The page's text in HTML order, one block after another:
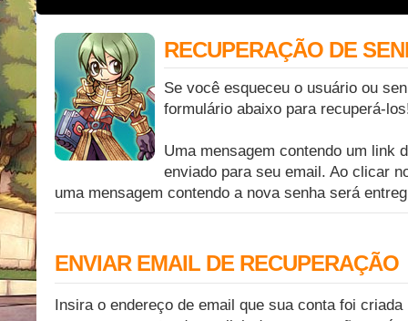
RECUPERAÇÃO DE
Se você esqueceu o usuário ou
formulário abaixo para recuperá-
Uma mensagem contendo um link
enviado para seu email. Ao clicar
uma mensagem contendo a nova senha será
ENVIAR EMAIL DE RECUPERAÇÃO
Insira o endereço de email que sua conta foi